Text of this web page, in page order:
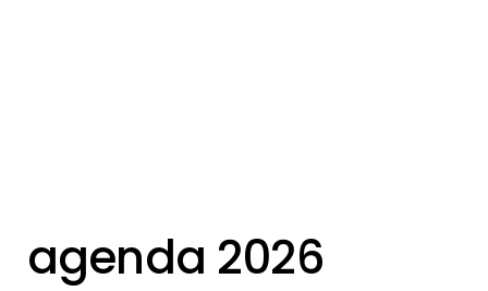
agenda 2026